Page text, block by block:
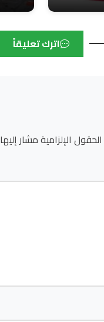
اترك تعليقاً
الحقول الإلزامية مشار